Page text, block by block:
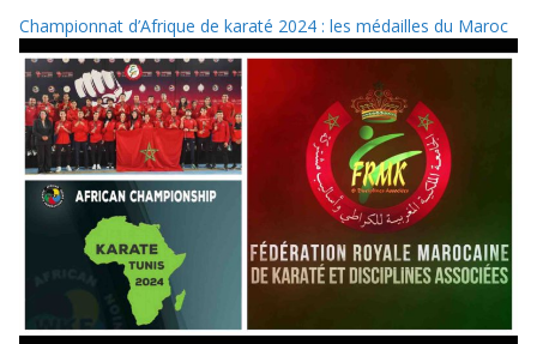
Championnat d’Afrique de karaté 2024 : les médailles du Maroc